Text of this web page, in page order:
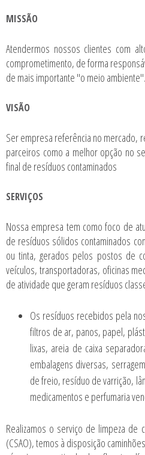
MISSÃO
Atendermos nossos clientes com
comprometimento, de forma
de mais importante "o meio ambiente".
VISÃO
Ser empresa referência no mercado,
parceiros como a melhor opção no
final de resíduos contaminados
SERVIÇOS
Nossa empresa tem como foco de
de resíduos sólidos contaminados
ou tinta, gerados pelos postos de
veículos, transportadoras, oficinas
de atividade que geram resíduos
Os resíduos recebidos pela
filtros de ar, panos, papel,
lixas, areia de caixa
embalagens diversas,
de freio, resíduo de varrição,
medicamentos e perfumaria
Realizamos o serviço de limpeza de
(CSAO), temos à disposição